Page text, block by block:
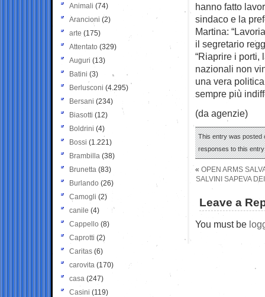
hanno fatto
sindaco e la
Martina:
il segretario
“Riaprire i porti,
nazionali non
una vera
sempre più
(da agenzie)
This entry was posted
responses to this
« OPEN ARMS
SALVINI SAPEVA
Leave a
You must be
Animali (74)
Arancioni (2)
arte (175)
Attentato (329)
Auguri (13)
Batini (3)
Berlusconi (4.295)
Bersani (234)
Biasotti (12)
Boldrini (4)
Bossi (1.221)
Brambilla (38)
Brunetta (83)
Burlando (26)
Camogli (2)
canile (4)
Cappello (8)
Caprotti (2)
Caritas (6)
carovita (170)
casa (247)
Casini (119)